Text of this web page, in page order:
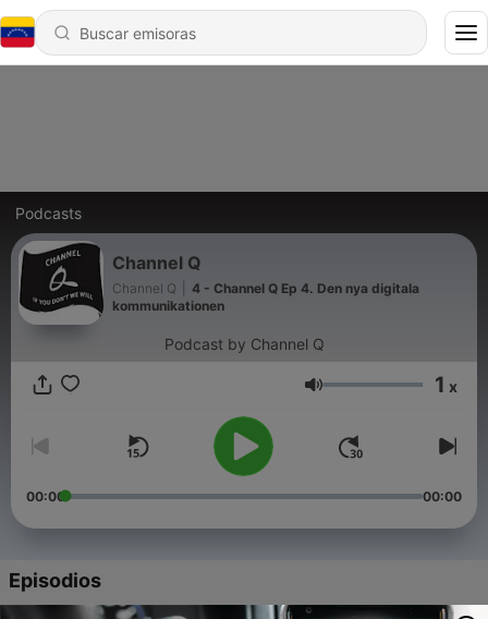
Podcasts
Channel Q
Channel Q
4 - Channel Q Ep 4. Den nya digitala
kommunikationen
Podcast by Channel Q
Volumen 1 x
00:00 00:00
Episodios